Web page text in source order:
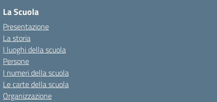
La Scuola
Presentazione
La storia
I luoghi della scuola
Persone
I numeri della scuola
Le carte della scuola
Organizzazione